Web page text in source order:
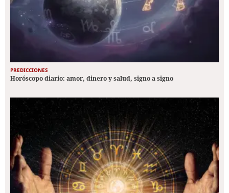
PREDICCIONES
Horóscopo diario: amor, dinero y salud, signo a signo